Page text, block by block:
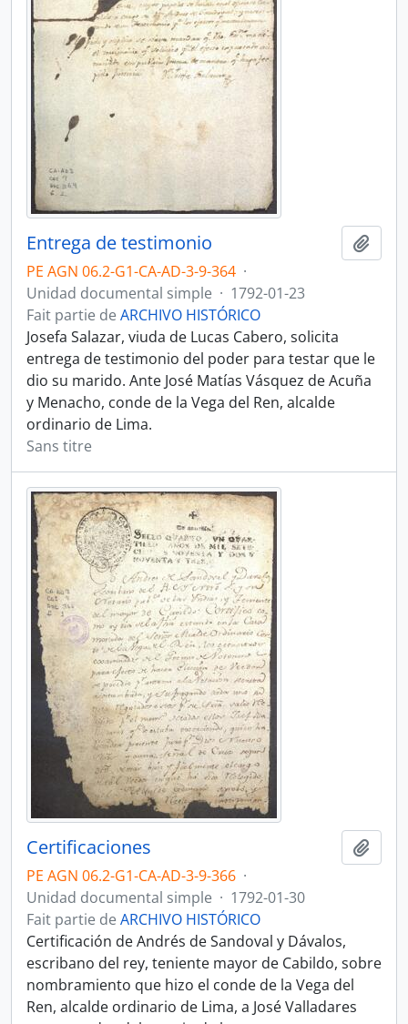
Entrega de testimonio
PE AGN 06.2-G1-CA-AD-3-9-364 ·
Unidad documental simple · 1792-01-23
Fait partie de ARCHIVO HISTÓRICO
Josefa Salazar, viuda de Lucas Cabero, solicita
entrega de testimonio del poder para testar que le
dio su marido. Ante José Matías Vásquez de Acuña
y Menacho, conde de la Vega del Ren, alcalde
ordinario de Lima.
Sans titre
Certificaciones
PE AGN 06.2-G1-CA-AD-3-9-366 ·
Unidad documental simple · 1792-01-30
Fait partie de ARCHIVO HISTÓRICO
Certificación de Andrés de Sandoval y Dávalos,
escribano del rey, teniente mayor de Cabildo, sobre
nombramiento que hizo el conde de la Vega del
Ren, alcalde ordinario de Lima, a José Valladares